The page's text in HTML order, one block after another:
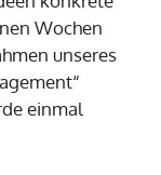
Wochen
unseres
einmal